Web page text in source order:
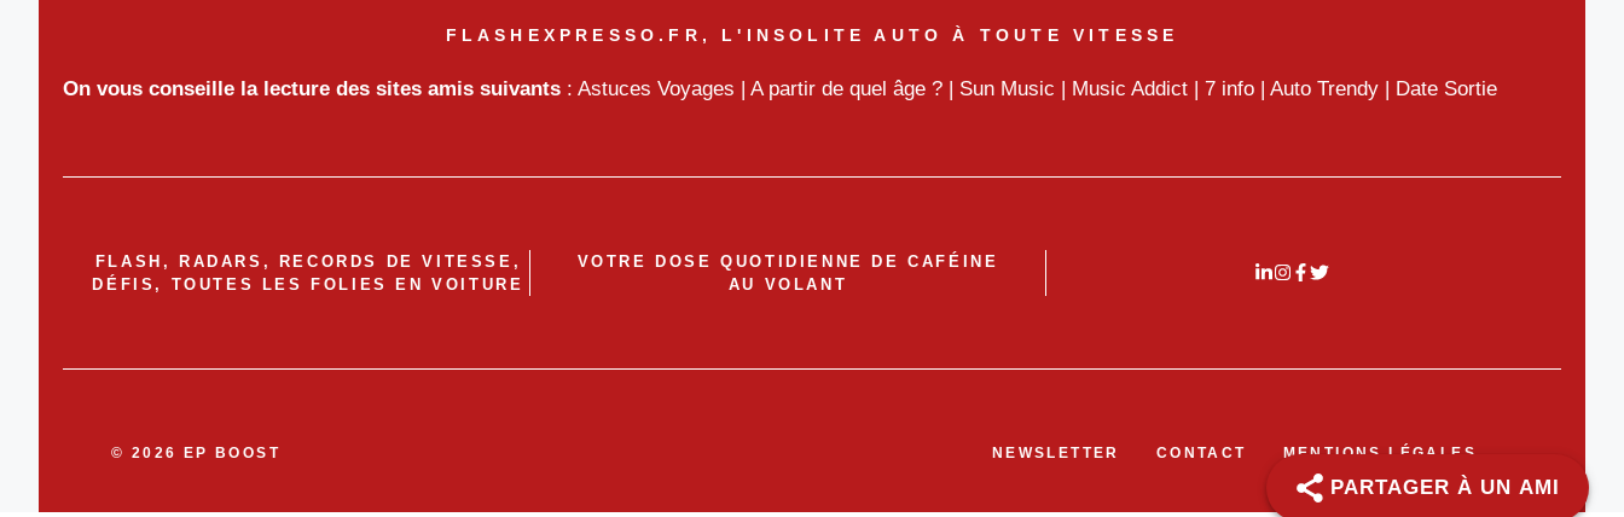
FLASHEXPRESSO.FR, L'INSOLITE AUTO À TOUTE VITESSE
On vous conseille la lecture des sites amis suivants : Astuces Voyages | A partir de quel âge ? | Sun Music | Music Addict | 7 info | Auto Trendy | Date Sortie
FLASH, RADARS, RECORDS DE VITESSE,
DÉFIS, TOUTES LES FOLIES EN VOITURE
VOTRE DOSE QUOTIDIENNE DE CAFÉINE
AU VOLANT
© 2026 EP BOOST NEWSLETTER CONTACT MENTIONS LÉGALES
PARTAGER À UN AMI